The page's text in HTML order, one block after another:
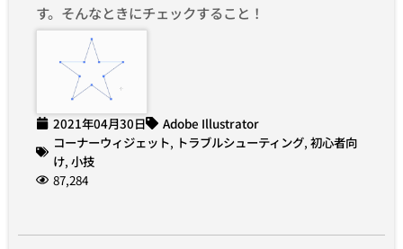
す。そんなときにチェックすること！
2021年04月30日
Adobe Illustrator
コーナーウィジェット, トラブルシューティング, 初心者向
け, 小技
87,284